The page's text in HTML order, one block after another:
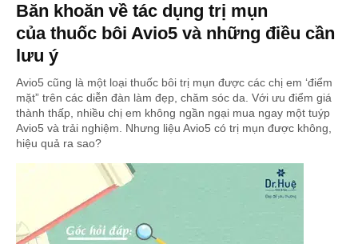
Băn khoăn về tác dụng trị mụn
của thuốc bôi Avio5 và những điều cần
lưu ý
Avio5 cũng là một loại thuốc bôi trị mụn được các chị em ‘điểm
mặt” trên các diễn đàn làm đẹp, chăm sóc da. Với ưu điểm giá
thành thấp, nhiều chị em không ngần ngại mua ngay một tuýp
Avio5 và trải nghiệm. Nhưng liệu Avio5 có trị mụn được không,
hiệu quả ra sao?